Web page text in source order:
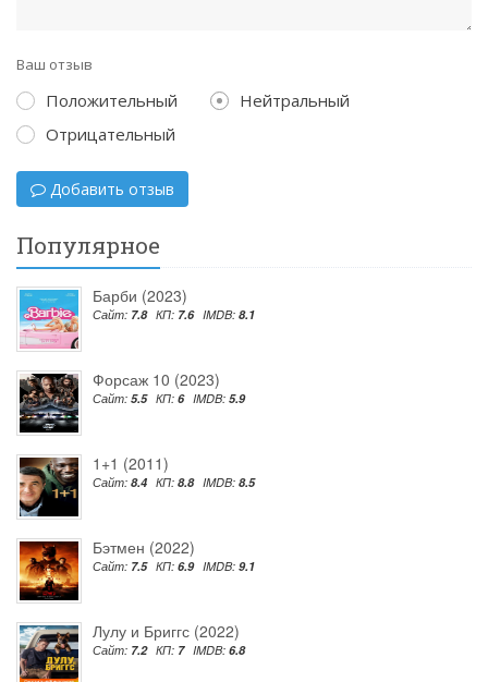
Ваш отзыв
Положительный
Нейтральный
Отрицательный
Добавить отзыв
Популярное
Барби (2023)
Сайт: 7.8 КП: 7.6 IMDB: 8.1
Форсаж 10 (2023)
Сайт: 5.5 КП: 6 IMDB: 5.9
1+1 (2011)
Сайт: 8.4 КП: 8.8 IMDB: 8.5
Бэтмен (2022)
Сайт: 7.5 КП: 6.9 IMDB: 9.1
Лулу и Бриггс (2022)
Сайт: 7.2 КП: 7 IMDB: 6.8